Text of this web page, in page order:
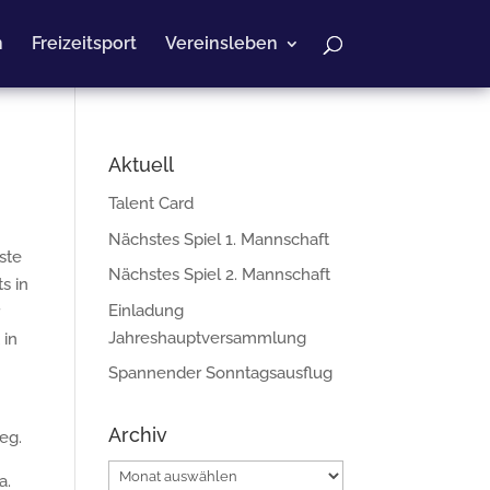
Freizeitsport Vereinsleben
in
in
Aktuell
Talent Card
Nächstes Spiel 1. Mannschaft
Nächstes Spiel 2. Mannschaft
Einladung
Jahreshauptversammlung
Spannender Sonntagsausflug
Archiv
Archiv